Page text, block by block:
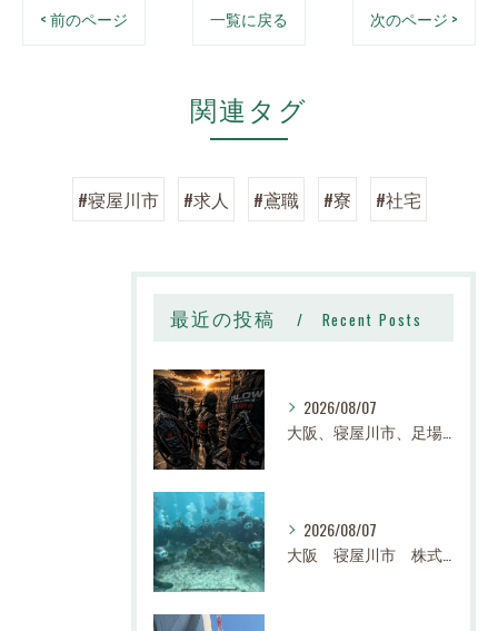
< 前のページ 一覧に戻る 次のページ >
関連タグ
#寝屋川市 #求人 #鳶職 #寮 #社宅
最近の投稿 Recent Posts
2026/08/07
2026/08/07